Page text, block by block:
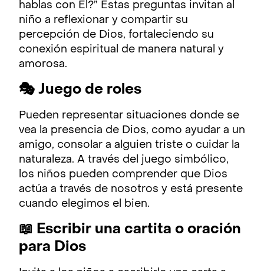
hablas con Él?” Estas preguntas invitan al
niño a reflexionar y compartir su
percepción de Dios, fortaleciendo su
conexión espiritual de manera natural y
amorosa.
🎭 Juego de roles
Pueden representar situaciones donde se
vea la presencia de Dios, como ayudar a un
amigo, consolar a alguien triste o cuidar la
naturaleza. A través del juego simbólico,
los niños pueden comprender que Dios
actúa a través de nosotros y está presente
cuando elegimos el bien.
📖 Escribir una cartita o oración
para Dios